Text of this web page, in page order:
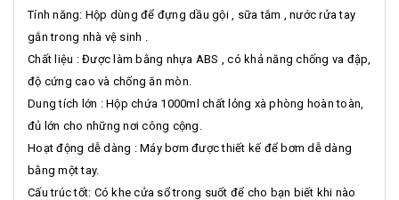
Tính năng: Hộp dùng để đựng dầu gội , sữa tắm , nước rửa tay
gắn trong nhà vệ sinh .
Chất liệu : Được làm bằng nhựa ABS , có khả năng chống va đập,
độ cứng cao và chống ăn mòn.
Dung tích lớn : Hộp chứa 1000ml chất lỏng xà phòng hoàn toàn,
đủ lớn cho những nơi công cộng.
Hoạt động dễ dàng : Máy bơm được thiết kế để bơm dễ dàng
bằng một tay.
Cấu trúc tốt: Có khe cửa sổ trong suốt để cho bạn biết khi nào